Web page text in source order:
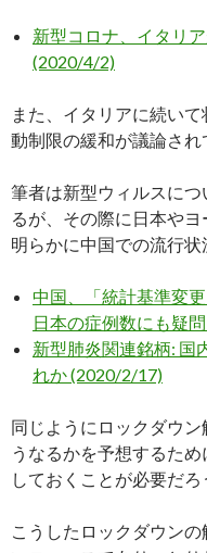
新型コロナ、イタリ
(2020/4/2)
また、イタリアに続い
動制限の緩和が議論され
筆者は新型ウィルスに
るが、その際に日本や
明らかに中国での流行状
中国、「統計基準変
日本の症例数にも疑
新型肺炎関連銘柄: 国
れか (2020/2/17)
同じようにロックダウ
うなるかを予想するた
しておくことが必要だろ
こうしたロックダウン